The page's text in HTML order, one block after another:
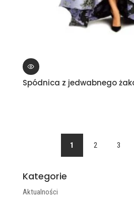
Spódnica z jedwabnego
1 2 3
Kategorie
Aktualności